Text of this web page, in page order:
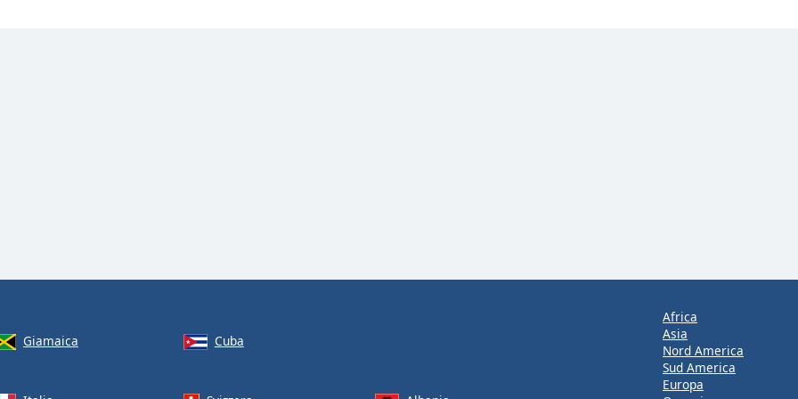
Giamaica Cuba
Africa
Asia
Nord America
Sud America
Europa